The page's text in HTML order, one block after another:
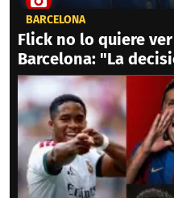
BARCELONA
Flick no lo quiere
Barcelona: "La